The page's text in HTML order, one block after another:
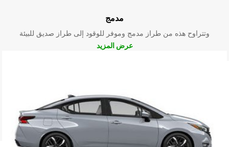
مدمج
وتتراوح هذه من طراز مدمج وموفر للوقود إلى طراز صديق للبيئة
عرض المزيد